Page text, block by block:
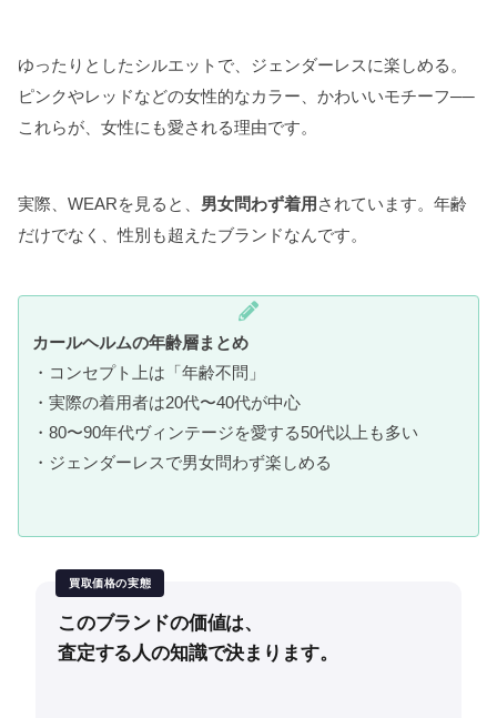
ゆったりとしたシルエットで、ジェンダーレスに楽しめる。
ピンクやレッドなどの女性的なカラー、かわいいモチーフ──
これらが、女性にも愛される理由です。
実際、WEARを見ると、 男女問わず着用 されています。年齢
だけでなく、性別も超えたブランドなんです。
カールヘルムの年齢層まとめ
・コンセプト上は「年齢不問」
・実際の着用者は20代〜40代が中心
・80〜90年代ヴィンテージを愛する50代以上も多い
・ジェンダーレスで男女問わず楽しめる
買取価格の実態
このブランドの価値は、
査定する人の知識で決まります。